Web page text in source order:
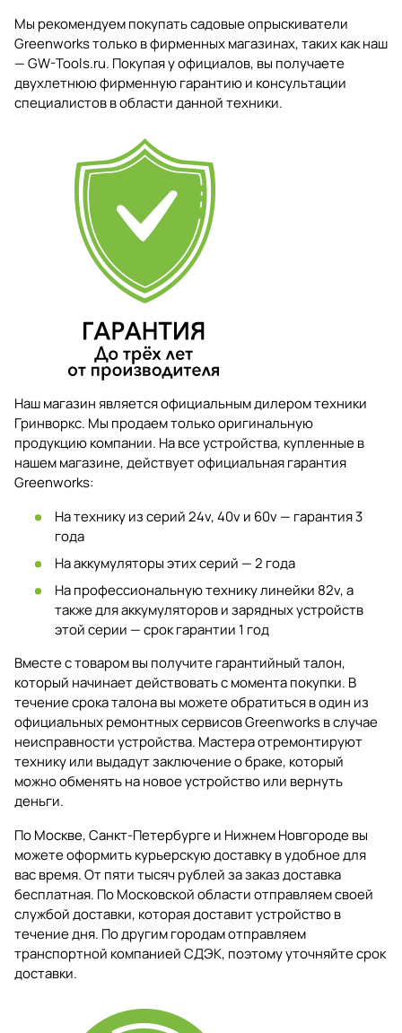
Мы рекомендуем покупать садовые опрыскиватели
Greenworks только в фирменных магазинах, таких как наш
— GW-Tools.ru. Покупая у официалов, вы получаете
двухлетнюю фирменную гарантию и консультации
специалистов в области данной техники.
Наш магазин является официальным дилером техники
Гринворкс. Мы продаем только оригинальную
продукцию компании. На все устройства, купленные в
нашем магазине, действует официальная гарантия
Greenworks:
На технику из серий 24v, 40v и 60v — гарантия 3
года
На аккумуляторы этих серий — 2 года
На профессиональную технику линейки 82v, а
также для аккумуляторов и зарядных устройств
этой серии — срок гарантии 1 год
Вместе с товаром вы получите гарантийный талон,
который начинает действовать с момента покупки. В
течение срока талона вы можете обратиться в один из
официальных ремонтных сервисов Greenworks в случае
неисправности устройства. Мастера отремонтируют
технику или выдадут заключение о браке, который
можно обменять на новое устройство или вернуть
деньги.
По Москве, Санкт-Петербурге и Нижнем Новгороде вы
можете оформить курьерскую доставку в удобное для
вас время. От пяти тысяч рублей за заказ доставка
бесплатная. По Московской области отправляем своей
службой доставки, которая доставит устройство в
течение дня. По другим городам отправляем
транспортной компанией СДЭК, поэтому уточняйте срок
доставки.